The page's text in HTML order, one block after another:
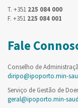
T. +351 225 084 000
F. +351 225 084 001
Fale
Conselho de
diripo@ipoporto.min-
Serviço de Gestão de
geral@ipoporto.min-